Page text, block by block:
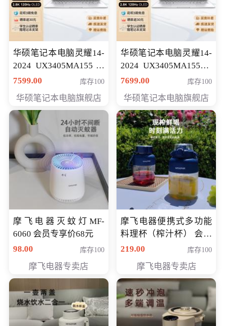
华硕笔记本电脑灵耀14-
2024 UX3405MA155冰
川银 oled 智慧轻薄本 会
7599.00 库存100
华硕笔记本电脑旗舰店
华硕笔记本电脑灵耀14-
2024 UX3405MA155夜
空蓝 oled 智慧轻薄本 会
7699.00 库存100
华硕笔记本电脑旗舰店
摩飞电器灭蚊灯MF-
6060 会员专享价68元
98.00
库存100
摩飞电器专卖店
摩飞电器便携式多功能
料理杯（榨汁杯） 会员
专享价118元
219.00 库存100
摩飞电器专卖店